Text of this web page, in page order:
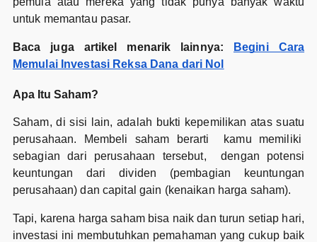
untuk memantau pasar.
Baca juga artikel menarik lainnya:
Begini Cara
Memulai Investasi Reksa Dana dari Nol
Apa Itu Saham?
Saham, di sisi lain, adalah bukti kepemilikan atas suatu
perusahaan. Membeli saham berarti kamu memiliki
sebagian dari perusahaan tersebut, dengan potensi
keuntungan dari dividen (pembagian keuntungan
perusahaan) dan capital gain (kenaikan harga saham).
Tapi, karena harga saham bisa naik dan turun setiap hari,
investasi ini membutuhkan pemahaman yang cukup baik